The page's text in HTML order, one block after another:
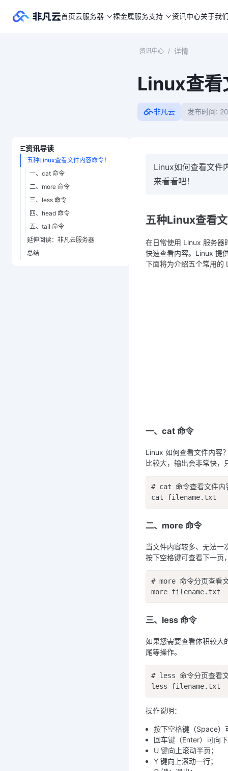
首页云服务器 裸金属服务支持 资讯中心关于我
资讯中心 / 详情
Linux查看
非凡云 发布时间:
资讯导读
五种Linux查看文件内容命令！
一、cat 命令
二、more 命令
三、less 命令
四、head 命令
五、tail 命令
延伸阅读：非凡云服务器
总结
Linux如何查看文件
来看看吧！
五种Linux查看
在日常使用 Linux 服务器
快速查看内容。Linux 提
下面将为介绍五个常用的
一、cat 命令
Linux 如何查看文件内容
比较大，输出会非常快，
# cat 命令查看文件内
cat filename.txt
二、more 命令
当文件内容较多、无法
按下空格键可查看下一页
# more 命令分页查看
more filename.txt
三、less 命令
如果您需要查看体积较大
尾等操作。
# less 命令分页查看
less filename.txt
操作说明：
按下空格键（Space）
回车键（Enter）可向
U 键向上滚动半页；
Y 键向上滚动一行；